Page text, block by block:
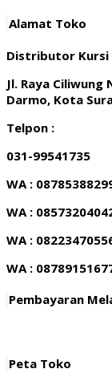
Alamat Toko
Distributor Kursi
Jl. Raya Ciliwung
Darmo, Kota
Telpon :
031-99541735
WA :
WA :
WA :
WA :
Pembayaran
Peta Toko